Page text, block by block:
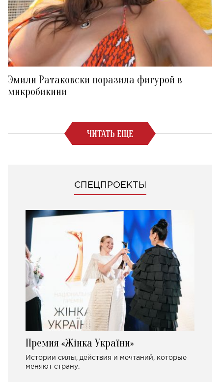
Эмили Ратаковски поразила фигурой в
микробикини
ЧИТАТЬ ЕЩЕ
СПЕЦПРОЕКТЫ
Премия «Жінка України»
Истории силы, действия и мечтаний, которые
меняют страну.